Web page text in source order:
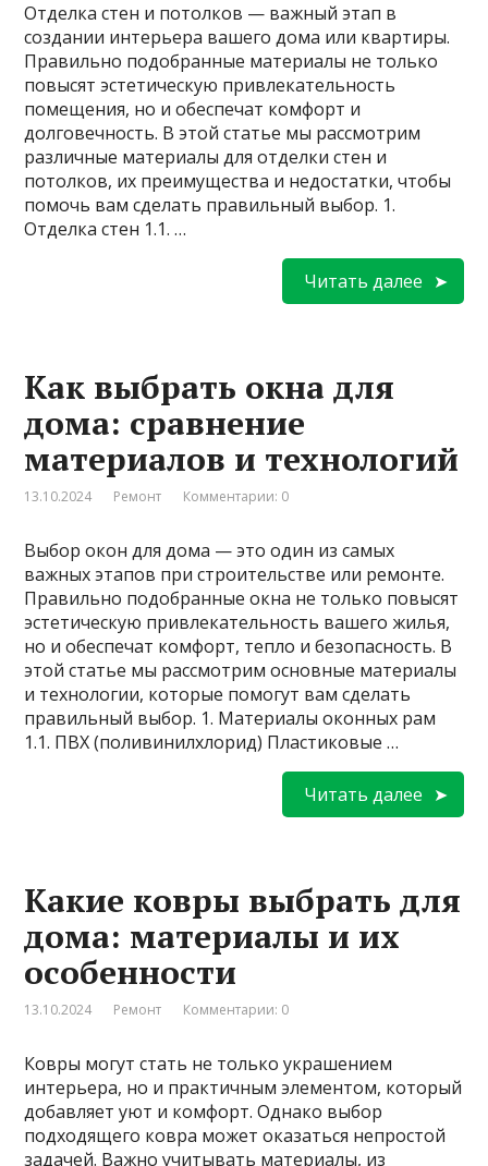
Отделка стен и потолков — важный этап в
создании интерьера вашего дома или квартиры.
Правильно подобранные материалы не только
повысят эстетическую привлекательность
помещения, но и обеспечат комфорт и
долговечность. В этой статье мы рассмотрим
различные материалы для отделки стен и
потолков, их преимущества и недостатки, чтобы
помочь вам сделать правильный выбор. 1.
Отделка стен 1.1. …
Читать далее
Как выбрать окна для
дома: сравнение
материалов и технологий
13.10.2024 Ремонт Комментарии: 0
Выбор окон для дома — это один из самых
важных этапов при строительстве или ремонте.
Правильно подобранные окна не только повысят
эстетическую привлекательность вашего жилья,
но и обеспечат комфорт, тепло и безопасность. В
этой статье мы рассмотрим основные материалы
и технологии, которые помогут вам сделать
правильный выбор. 1. Материалы оконных рам
1.1. ПВХ (поливинилхлорид) Пластиковые …
Читать далее
Какие ковры выбрать для
дома: материалы и их
особенности
13.10.2024 Ремонт Комментарии: 0
Ковры могут стать не только украшением
интерьера, но и практичным элементом, который
добавляет уют и комфорт. Однако выбор
подходящего ковра может оказаться непростой
задачей. Важно учитывать материалы, из